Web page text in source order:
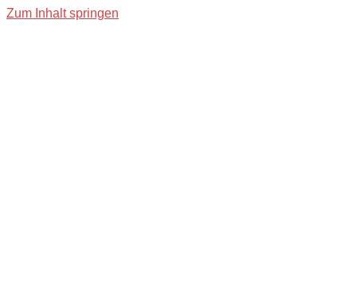
Zum Inhalt springen